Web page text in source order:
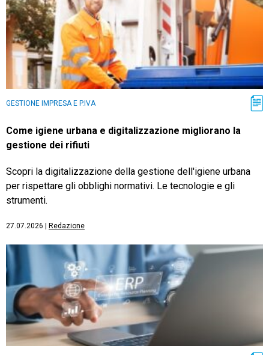
GESTIONE IMPRESA E P.IVA
Come igiene urbana e digitalizzazione migliorano la
gestione dei rifiuti
Scopri la digitalizzazione della gestione dell'igiene urbana
per rispettare gli obblighi normativi. Le tecnologie e gli
strumenti.
27.07.2026 Redazione